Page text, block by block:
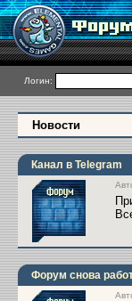
Логин:
Новости
Канал в Telegram
Форум снова